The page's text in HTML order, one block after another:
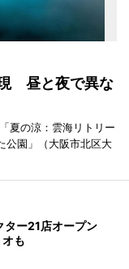
昼と夜で異な
夏の涼：雲海リトリー
公園」（大阪市北区大
ター21店オープン
も